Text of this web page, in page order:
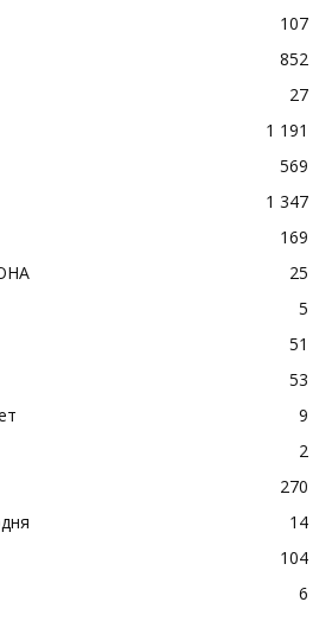
107
852
27
1 191
569
1 347
169
25
5
51
53
9
2
270
14
104
6